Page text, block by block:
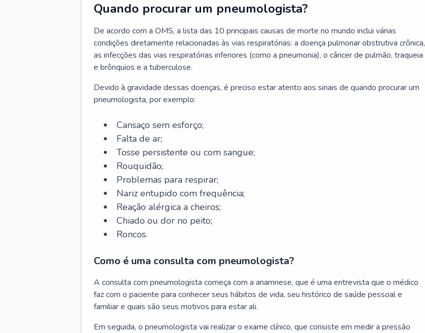
Quando procurar um pneumologista?
De acordo com a OMS, a lista das 10 principais causas de morte no mundo inclui várias
condições diretamente relacionadas às vias respiratórias: a doença pulmonar obstrutiva crônica,
as infecções das vias respiratórias inferiores (como a pneumonia), o câncer de pulmão, traqueia
e brônquios e a tuberculose.
Devido à gravidade dessas doenças, é preciso estar atento aos sinais de quando procurar um
pneumologista, por exemplo:
Cansaço sem esforço;
Falta de ar;
Tosse persistente ou com sangue;
Rouquidão;
Problemas para respirar;
Nariz entupido com frequência;
Reação alérgica a cheiros;
Chiado ou dor no peito;
Roncos.
Como é uma consulta com pneumologista?
A consulta com pneumologista começa com a anamnese, que é uma entrevista que o médico
faz com o paciente para conhecer seus hábitos de vida, seu histórico de saúde pessoal e
familiar e quais são seus motivos para estar ali.
Em seguida, o pneumologista vai realizar o exame clínico, que consiste em medir a pressão